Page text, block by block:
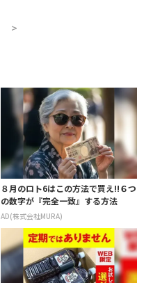
>
８月のロト6はこの方法で買え!!６つ
の数字が『完全一致』する方法
AD(株式会社MURA)